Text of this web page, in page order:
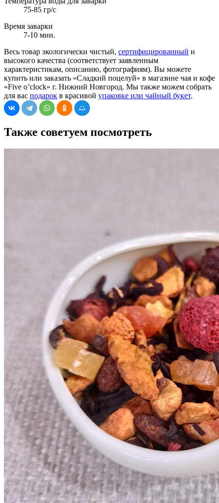
75-85 гр/с
Время заварки
7-10 мин.
Весь товар экологически чистый, сертифицированный и
высокого качества (соответствует заявленным
характеристикам, описанию, фотографиям). Вы можете
купить или заказать «Сладкий поцелуй» в магазине чая и кофе
«Five o’clock» г. Нижний Новгород. Мы также можем собрать
для вас подарок в красивой упаковке или чайный букет.
Также советуем посмотреть